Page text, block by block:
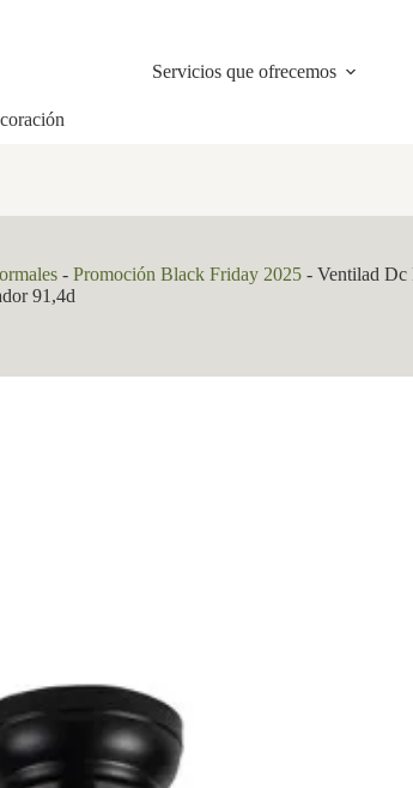
Servicios que ofrecemos
- Promoción Black Friday 2025 - Ventilad Dc
91,4d